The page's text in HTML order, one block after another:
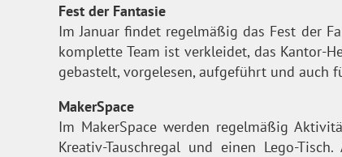
Fest der Fantasie
Im Januar findet regelmäßig das Fest der
komplette Team ist verkleidet, das Kantor-
gebastelt, vorgelesen, aufgeführt und auch
MakerSpace
Im MakerSpace werden regelmäßig
Kreativ-Tauschregal und einen Lego-